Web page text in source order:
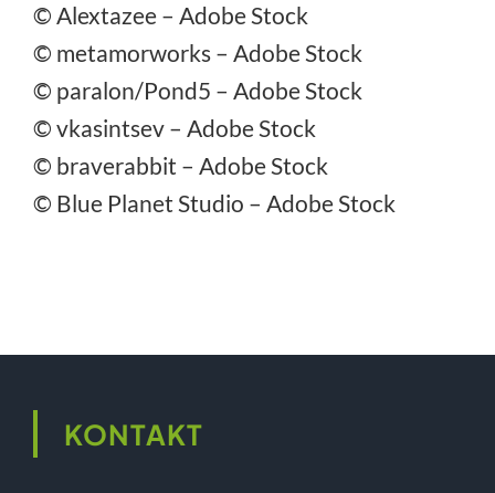
© Alextazee– Adobe Stock
© metamorworks– Adobe Stock
© paralon/Pond5 – Adobe Stock
© vkasintsev– Adobe Stock
© braverabbit – Adobe Stock
© Blue Planet Studio – Adobe Stock
KONTAKT